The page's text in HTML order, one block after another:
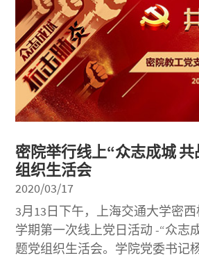
密院举行线上“众志成城
组织生活会
2020/03/17
3月13日下午，上海交通大学密
学期第一次线上党日活动 -“众志
题党组织生活会。学院党委书记